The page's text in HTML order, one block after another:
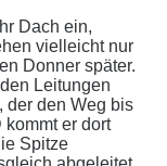
Dach ein,
vielleicht nur
Donner später.
Leitungen
der den Weg bis
er dort
Spitze